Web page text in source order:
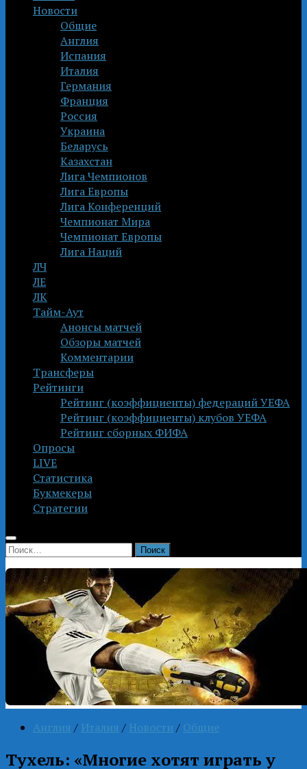
Новости
Общие
Англия
Испания
Италия
Германия
Франция
Россия
Украина
Беларусь
Казахстан
Лига Чемпионов
Лига Европы
Лига Конференций
Чемпионат Мира
Чемпионат Европы
Лига Наций
ЛЧ
ЛЕ
ЛК
Тайм-Аут
Анонсы матчей
Обзоры матчей
Комментарии
Трансферы
Рейтинги
Рейтинг (коэффициенты) федераций УЕФА
Рейтинг (коэффициенты) клубов УЕФА
Рейтинг сборных ФИФА
Опросы
LIVE
Статистика
Букмекеры
Стратегии
Найти:
Англия / Италия / Новости / Общие
Тухель: «Многие хотят играть у